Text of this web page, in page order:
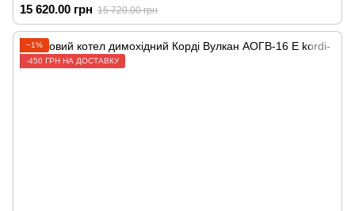
15 620.00 грн 15 720.00 грн
−1%
-450 ГРН НА ДОСТАВКУ